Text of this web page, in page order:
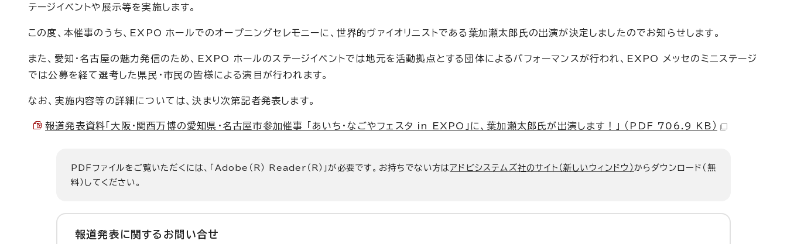
テージイベントや展示等を実施します。
この度、本催事のうち、EXPO ホールでのオープニングセレモニーに、世界的ヴァイオリニストである葉加瀬太郎氏の出演が決定しましたのでお知らせします。
また、愛知・名古屋の魅力発信のため、EXPO ホールのステージイベントでは地元を活動拠点とする団体によるパフォーマンスが行われ、EXPO メッセのミニステージ
では公募を経て選考した県民・市民の皆様による演目が行われます。
なお、実施内容等の詳細については、決まり次第記者発表します。
報道発表資料「大阪・関西万博の愛知県・名古屋市参加催事 「あいち・なごやフェスタ in EXPO」に、葉加瀬太郎氏が出演します！」 （PDF 706.9 KB）
PDFファイルをご覧いただくには、「Adobe（R） Reader（R）」が必要です。お持ちでない方はアドビシステムズ社のサイト（新しいウィンドウ）からダウンロード（無
料）してください。
報道発表に関するお問い合せ